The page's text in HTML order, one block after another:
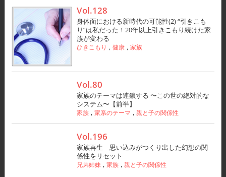
Vol.128
身体面における新時代の可能性(2) “引きこも
り”は私だった！20年以上引きこもり続けた家
族が変わる
ひきこもり ， 健康， 家族
Vol.80
家族のテーマは連鎖する 〜この世の絶対的な
システム〜【前半】
家族， 家系のテーマ ， 親と子の関係性
Vol.196
家族再生 思い込みがつくり出した幻想の関
係性をリセット
兄弟姉妹 ， 家族， 親と子の関係性